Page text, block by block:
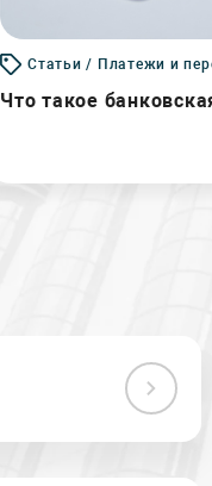
Статьи / Платежи и
Что такое